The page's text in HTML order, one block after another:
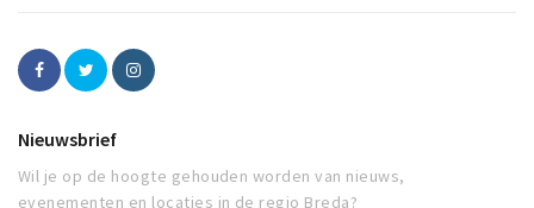
Nieuwsbrief
Wil je op de hoogte gehouden worden van nieuws,
evenementen en locaties in de regio Breda?